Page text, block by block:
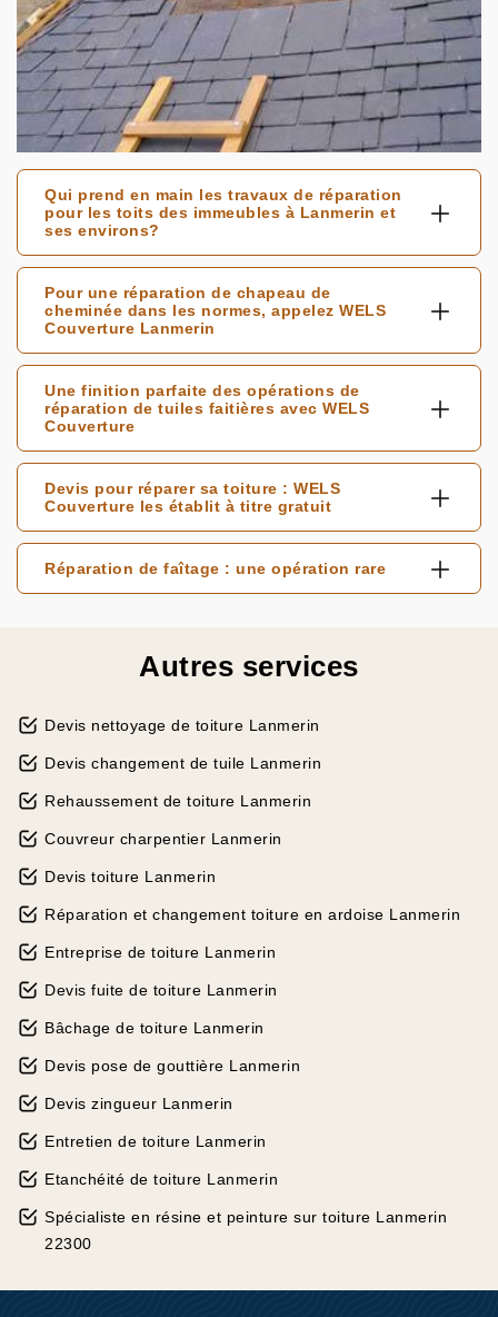
Qui prend en main les travaux de réparation
pour les toits des immeubles à Lanmerin et
ses environs?
Pour une réparation de chapeau de
cheminée dans les normes, appelez WELS
Couverture Lanmerin
Une finition parfaite des opérations de
réparation de tuiles faitières avec WELS
Couverture
Devis pour réparer sa toiture : WELS
Couverture les établit à titre gratuit
Réparation de faîtage : une opération rare
Autres services
Devis nettoyage de toiture Lanmerin
Devis changement de tuile Lanmerin
Rehaussement de toiture Lanmerin
Couvreur charpentier Lanmerin
Devis toiture Lanmerin
Réparation et changement toiture en ardoise Lanmerin
Entreprise de toiture Lanmerin
Devis fuite de toiture Lanmerin
Bâchage de toiture Lanmerin
Devis pose de gouttière Lanmerin
Devis zingueur Lanmerin
Entretien de toiture Lanmerin
Etanchéité de toiture Lanmerin
Spécialiste en résine et peinture sur toiture Lanmerin
22300